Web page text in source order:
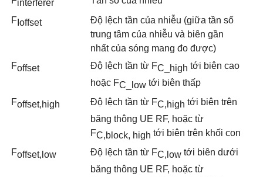
interferer
F Ioffset
Độ lệch tần của nhiễu (giữa tần số
trung tâm của nhiễu và biên gần
nhất của sóng mang đo được)
Foffset Độ lệch tần từ FC_high tới biên cao
hoặc FC_low tới biên thấp
Foffset,high Độ lệch tần từ FC,high tới biên trên
băng thông UE RF, hoặc từ
FC,block, high tới biên trên khối con
Foffset,low Độ lệch tần từ FC,low tới biên dưới
băng thông UE RF, hoặc từ